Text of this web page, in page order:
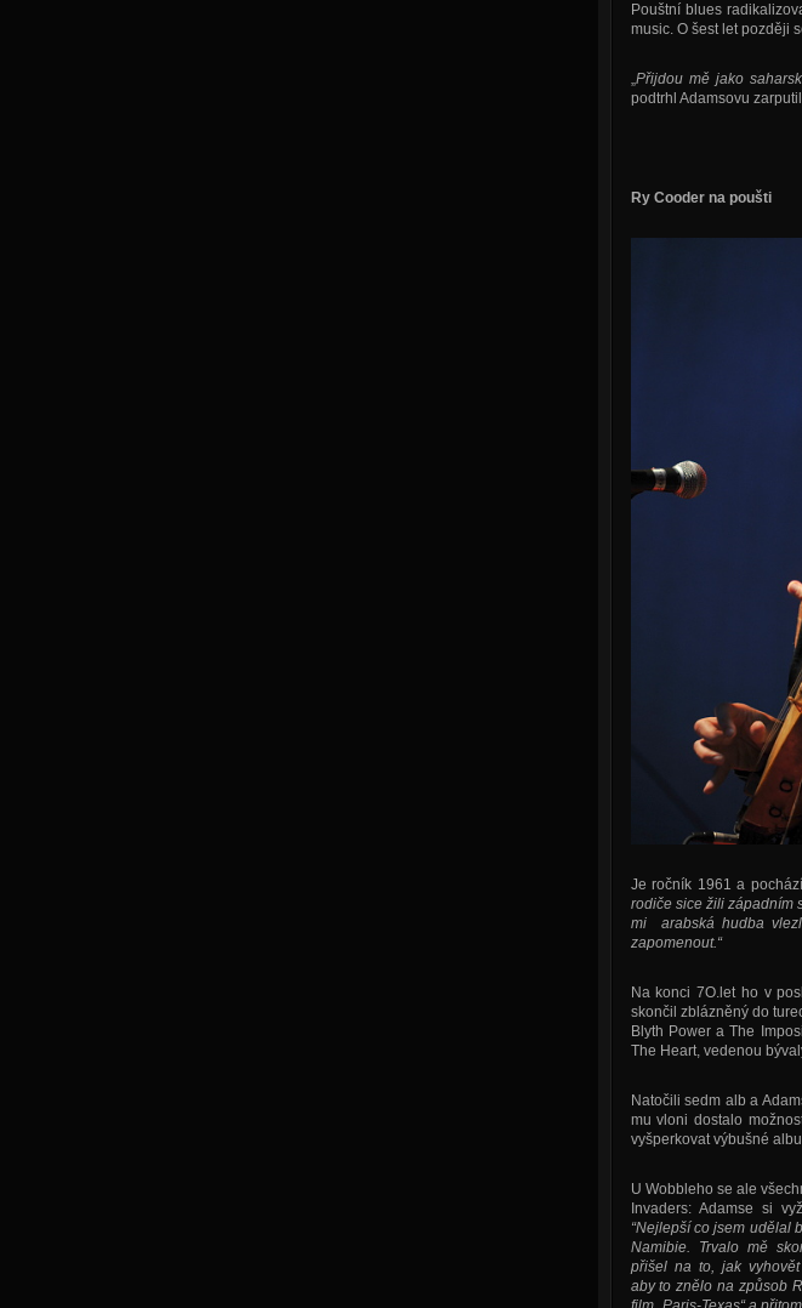
Pouštní blues
music. O šest let později
„Přijdou mě jako
podtrhl Adamsovu
Ry Cooder na poušti
Je ročník 1961 a
rodiče sice žili západním
mi arabská hudba
zapomenout.“
Na konci 7O.let ho v
skončil zblázněný do
Blyth Power a The
The Heart, vedenou
Natočili sedm alb a
mu vloni dostalo
vyšperkovat výbušné
U Wobbleho se ale
Invaders: Adamse si
“Nejlepší co jsem udělal
Namibie. Trvalo mě
přišel na to, jak
aby to znělo na způsob